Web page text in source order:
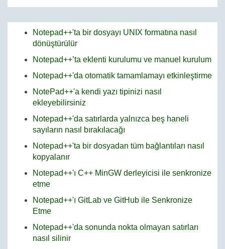
Notepad++'ta bir dosyayı UNIX formatına nasıl
dönüştürülür
Notepad++’ta eklenti kurulumu ve manuel kurulum
Notepad++'da otomatik tamamlamayı etkinleştirme
NotePad++'a kendi yazı tipinizi nasıl
ekleyebilirsiniz
Notepad++'da satırlarda yalnızca beş haneli
sayıların nasıl bırakılacağı
Notepad++'ta bir dosyadan tüm bağlantıları nasıl
kopyalanır
Notepad++'ı C++ MinGW derleyicisi ile senkronize
etme
Notepad++'ı GitLab ve GitHub ile Senkronize
Etme
Notepad++'da sonunda nokta olmayan satırları
nasıl silinir